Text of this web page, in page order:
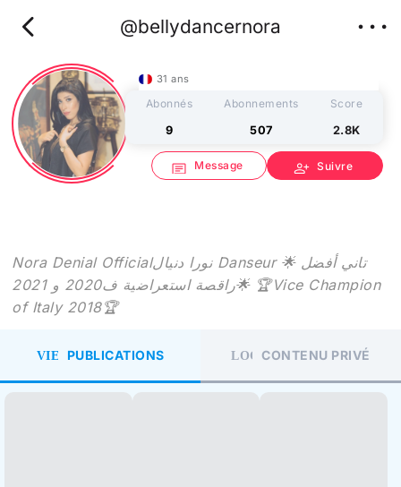
chevron_left @bellydancernora more_horiz
31 ans
Abonnés
9
Abonnements
507
Score
2.8K
chat Message person_add Suivre
Nora Denial Officialنورا دنيال Danseur 🌟 تاني أفضل
راقصة استعراضية ف2020 و 2021🌟 🏆Vice Champion
of Italy 2018🏆
VIEW_COLUMN
PUBLICATIONS LOCKCONTENU PRIVÉ